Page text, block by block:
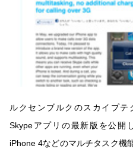
ルクセンブルクのスカイプテ
Skypeアプリの最新版を公開
iPhone 4などのマルチタスク機